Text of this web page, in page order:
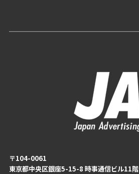
〒104-0061
東京都中央区銀座5-15-8 時事通信ビル11階